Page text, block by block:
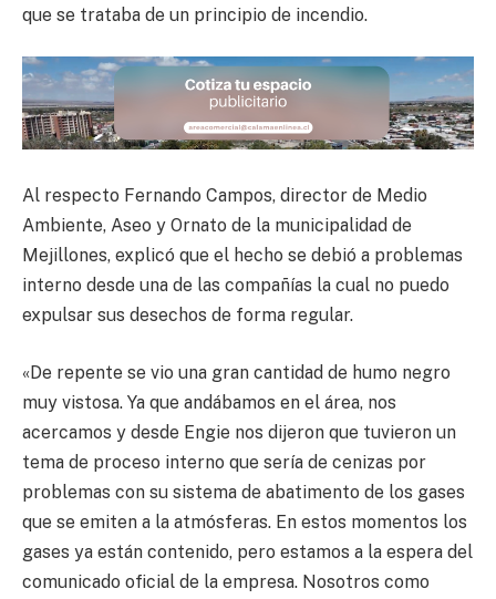
que se trataba de un principio de incendio.
Al respecto Fernando Campos, director de Medio
Ambiente, Aseo y Ornato de la municipalidad de
Mejillones, explicó que el hecho se debió a problemas
interno desde una de las compañías la cual no puedo
expulsar sus desechos de forma regular.
«De repente se vio una gran cantidad de humo negro
muy vistosa. Ya que andábamos en el área, nos
acercamos y desde Engie nos dijeron que tuvieron un
tema de proceso interno que sería de cenizas por
problemas con su sistema de abatimento de los gases
que se emiten a la atmósferas. En estos momentos los
gases ya están contenido, pero estamos a la espera del
comunicado oficial de la empresa. Nosotros como